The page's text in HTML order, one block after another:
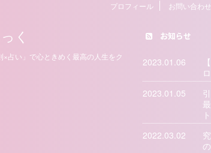
プロフィール お問い合わせ
お知らせ
2023.01.06
2023.01.05
2022.03.02
く
×占い」で心ときめく最高の人生をク